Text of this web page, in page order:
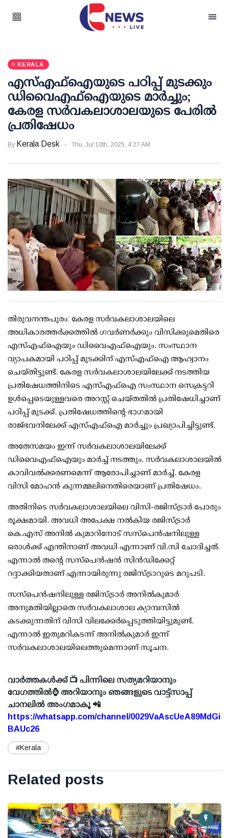
KERALA
എസ്എഫ്ഐയുടെ പഠിപ്പ് മുടക്കും
ഡിവൈഎഫ്ഐയുടെ മാര്‍ച്ചും;
കേരള സര്‍വകലാശാലയുടെ പേരില്‍
പ്രതിഷേധം
By Kerala Desk Thu, Jul 10th, 2025, 4:27 AM
തിരുവനന്തപുരം: കേരള സര്‍വകലാശാലയിലെ
അധികാരത്തര്‍ക്കത്തില്‍ ഗവര്‍ണര്‍ക്കും വിസിക്കുമെതിരെ
എസ്എഫ്ഐയും ഡിവൈഎഫ്ഐയും. സംസ്ഥാന
വ്യാപകമായി പഠിപ്പ് മുടക്കിന് എസ്എഫ്ഐ ആഹ്വാനം
ചെയ്തിട്ടുണ്ട്. കേരള സര്‍വകലാശാലയിലേക്ക് നടത്തിയ
പ്രതിഷേധത്തിനിടെ എസ്എഫ്ഐ സംസ്ഥാന സെക്രട്ടറി
ഉള്‍പ്പെടെയുള്ളവരെ അറസ്റ്റ് ചെയ്തതില്‍ പ്രതിഷേധിച്ചാണ്
പഠിപ്പ് മുടക്ക്. പ്രതിഷേധത്തിന്റെ ഭാഗമായി
രാജ്ഭവനിലേക്ക് എസ്എഫ്ഐ മാര്‍ച്ചും പ്രഖ്യാപിച്ചിട്ടുണ്ട്.
അതേസമയം ഇന്ന് സര്‍വകലാശാലയിലേക്ക്
ഡിവൈഎഫ്ഐയും മാര്‍ച്ച് നടത്തും. സര്‍വകലാശാലയില്‍
കാവിവല്‍ക്കരണമെന്ന് ആരോപിച്ചാണ് മാര്‍ച്ച്. കേരള
വിസി മോഹന്‍ കുന്നമ്മലിനെതിരെയാണ് പ്രതിഷേധം.
അതിനിടെ സര്‍വകലാശാലയിലെ വിസി-രജിസ്ട്രാര്‍ പോരും
രൂക്ഷമായി. അവധി അപേക്ഷ നല്‍കിയ രജിസ്ട്രാര്‍
കെ.എസ് അനില്‍ കുമാറിനോട് സസ്പെന്‍ഷനിലുള്ള
ഒരാള്‍ക്ക് എന്തിനാണ് അവധി എന്നാണ് വി.സി ചോദിച്ചത്.
എന്നാല്‍ തന്റെ സസ്പെന്‍ഷന്‍ സിന്‍ഡിക്കേറ്റ്
റദ്ദാക്കിയതാണ് എന്നായിരുന്നു രജിസ്ട്രാറുടെ മറുപടി.
സസ്പെന്‍ഷനിലുള്ള രജിസ്ട്രാര്‍ അനില്‍കുമാര്‍
അനുമതിയില്ലാതെ സര്‍വകലാശാല ക്യാമ്പസില്‍
കടക്കുന്നതിന് വിസി വിലക്കേര്‍പ്പെടുത്തിയിട്ടുമുണ്ട്.
എന്നാല്‍ ഇതുമറികടന്ന് അനില്‍കുമാര്‍ ഇന്ന്
സര്‍വകലാശാലയിലെത്തുമെന്നാണ് സൂചന.
വാർത്തകൾക്ക് 📺 പിന്നിലെ സത്യമറിയാനും
വേഗത്തിൽ⌚ അറിയാനും ഞങ്ങളുടെ വാട്ട്സാപ്പ്
ചാനലിൽ അംഗമാകൂ 📲
https://whatsapp.com/channel/0029VaAscUeA89MdGi
BAUc26
#Kerala
Related posts